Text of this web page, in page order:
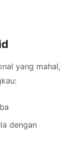
yang mahal,
dengan